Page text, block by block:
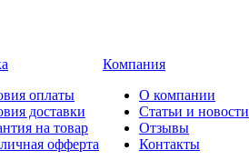
оплаты
доставки
на товар
офферта
Компания
О компании
Статьи и новости
Отзывы
Контакты